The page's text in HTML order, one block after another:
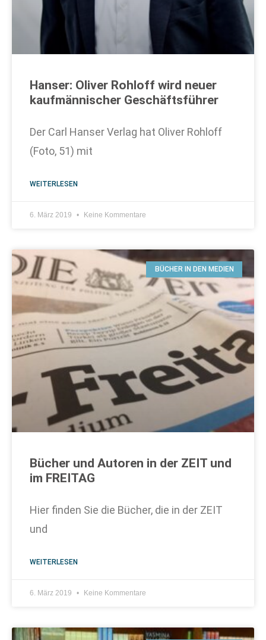
Hanser: Oliver Rohloff wird neuer
kaufmännischer Geschäftsführer
Der Carl Hanser Verlag hat Oliver Rohloff
(Foto, 51) mit
WEITERLESEN
6. März 2019 Keine Kommentare
BÜCHER IN DEN MEDIEN
Bücher und Autoren in der ZEIT und
im FREITAG
Hier finden Sie die Bücher, die in der ZEIT
und
WEITERLESEN
6. März 2019 Keine Kommentare